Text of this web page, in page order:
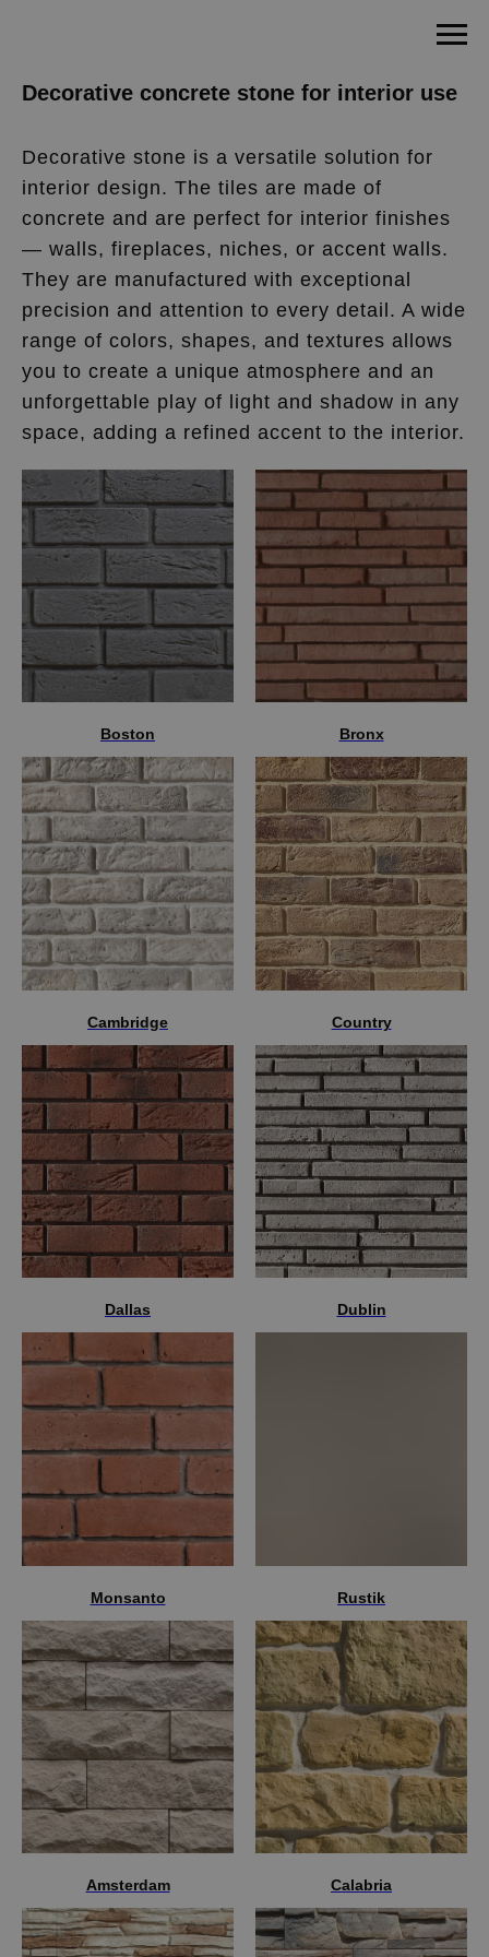
Decorative concrete stone for interior use
Decorative stone is a versatile solution for
interior design. The tiles are made of
concrete and are perfect for interior finishes
— walls, fireplaces, niches, or accent walls.
They are manufactured with exceptional
precision and attention to every detail. A wide
range of colors, shapes, and textures allows
you to create a unique atmosphere and an
unforgettable play of light and shadow in any
space, adding a refined accent to the interior.
Boston Bronx
Cambridge Country
Dallas Dublin
Monsanto Rustik
Amsterdam Calabria